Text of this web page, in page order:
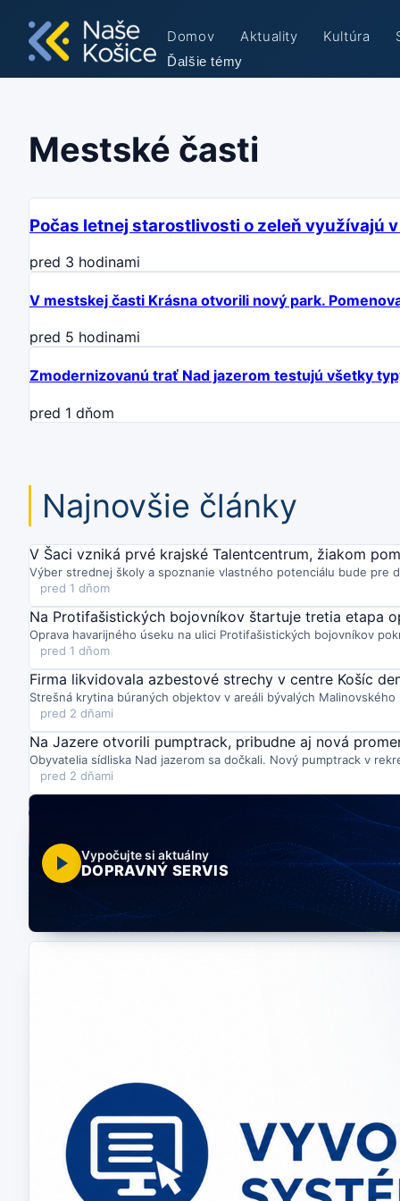
Domov Aktuality Kultúra
Ďalšie témy
Mestské časti
Počas letnej starostlivosti o zeleň využívajú
pred 3 hodinami
V mestskej časti Krásna otvorili nový park.
pred 5 hodinami
Zmodernizovanú trať Nad jazerom testujú všetky
pred 1 dňom
Najnovšie články
V Šaci vzniká prvé krajské Talentcentrum, žiakom
Výber strednej školy a spoznanie vlastného potenciálu bude pre
pred 1 dňom
Na Protifašistických bojovníkov štartuje tretia etapa
Oprava havarijného úseku na ulici Protifašistických bojovníkov
pred 1 dňom
Firma likvidovala azbestové strechy v centre Košíc
Strešná krytina búraných objektov v areáli bývalých
pred 2 dňami
Na Jazere otvorili pumptrack, pribudne aj nová
Obyvatelia sídliska Nad jazerom sa dočkali. Nový pumptrack v
pred 2 dňami
Vypočujte si aktuálny
DOPRAVNÝ SERVIS